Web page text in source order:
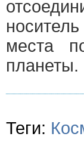
места
планеты.
Теги: